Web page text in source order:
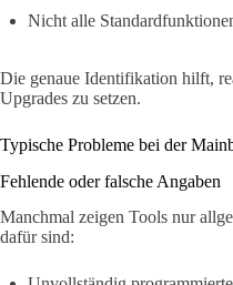
Nicht alle
Die genaue Identifikation hilft,
Upgrades zu setzen.
Typische Probleme bei der
Fehlende oder falsche Angaben
Manchmal zeigen Tools nur
dafür sind: